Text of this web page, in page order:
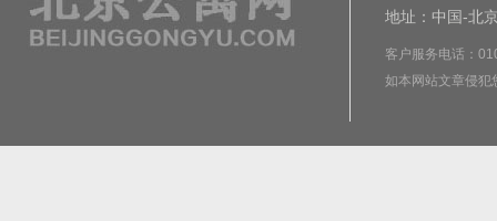
地址：中国-北
客户服务电话：
如本网站文章侵犯